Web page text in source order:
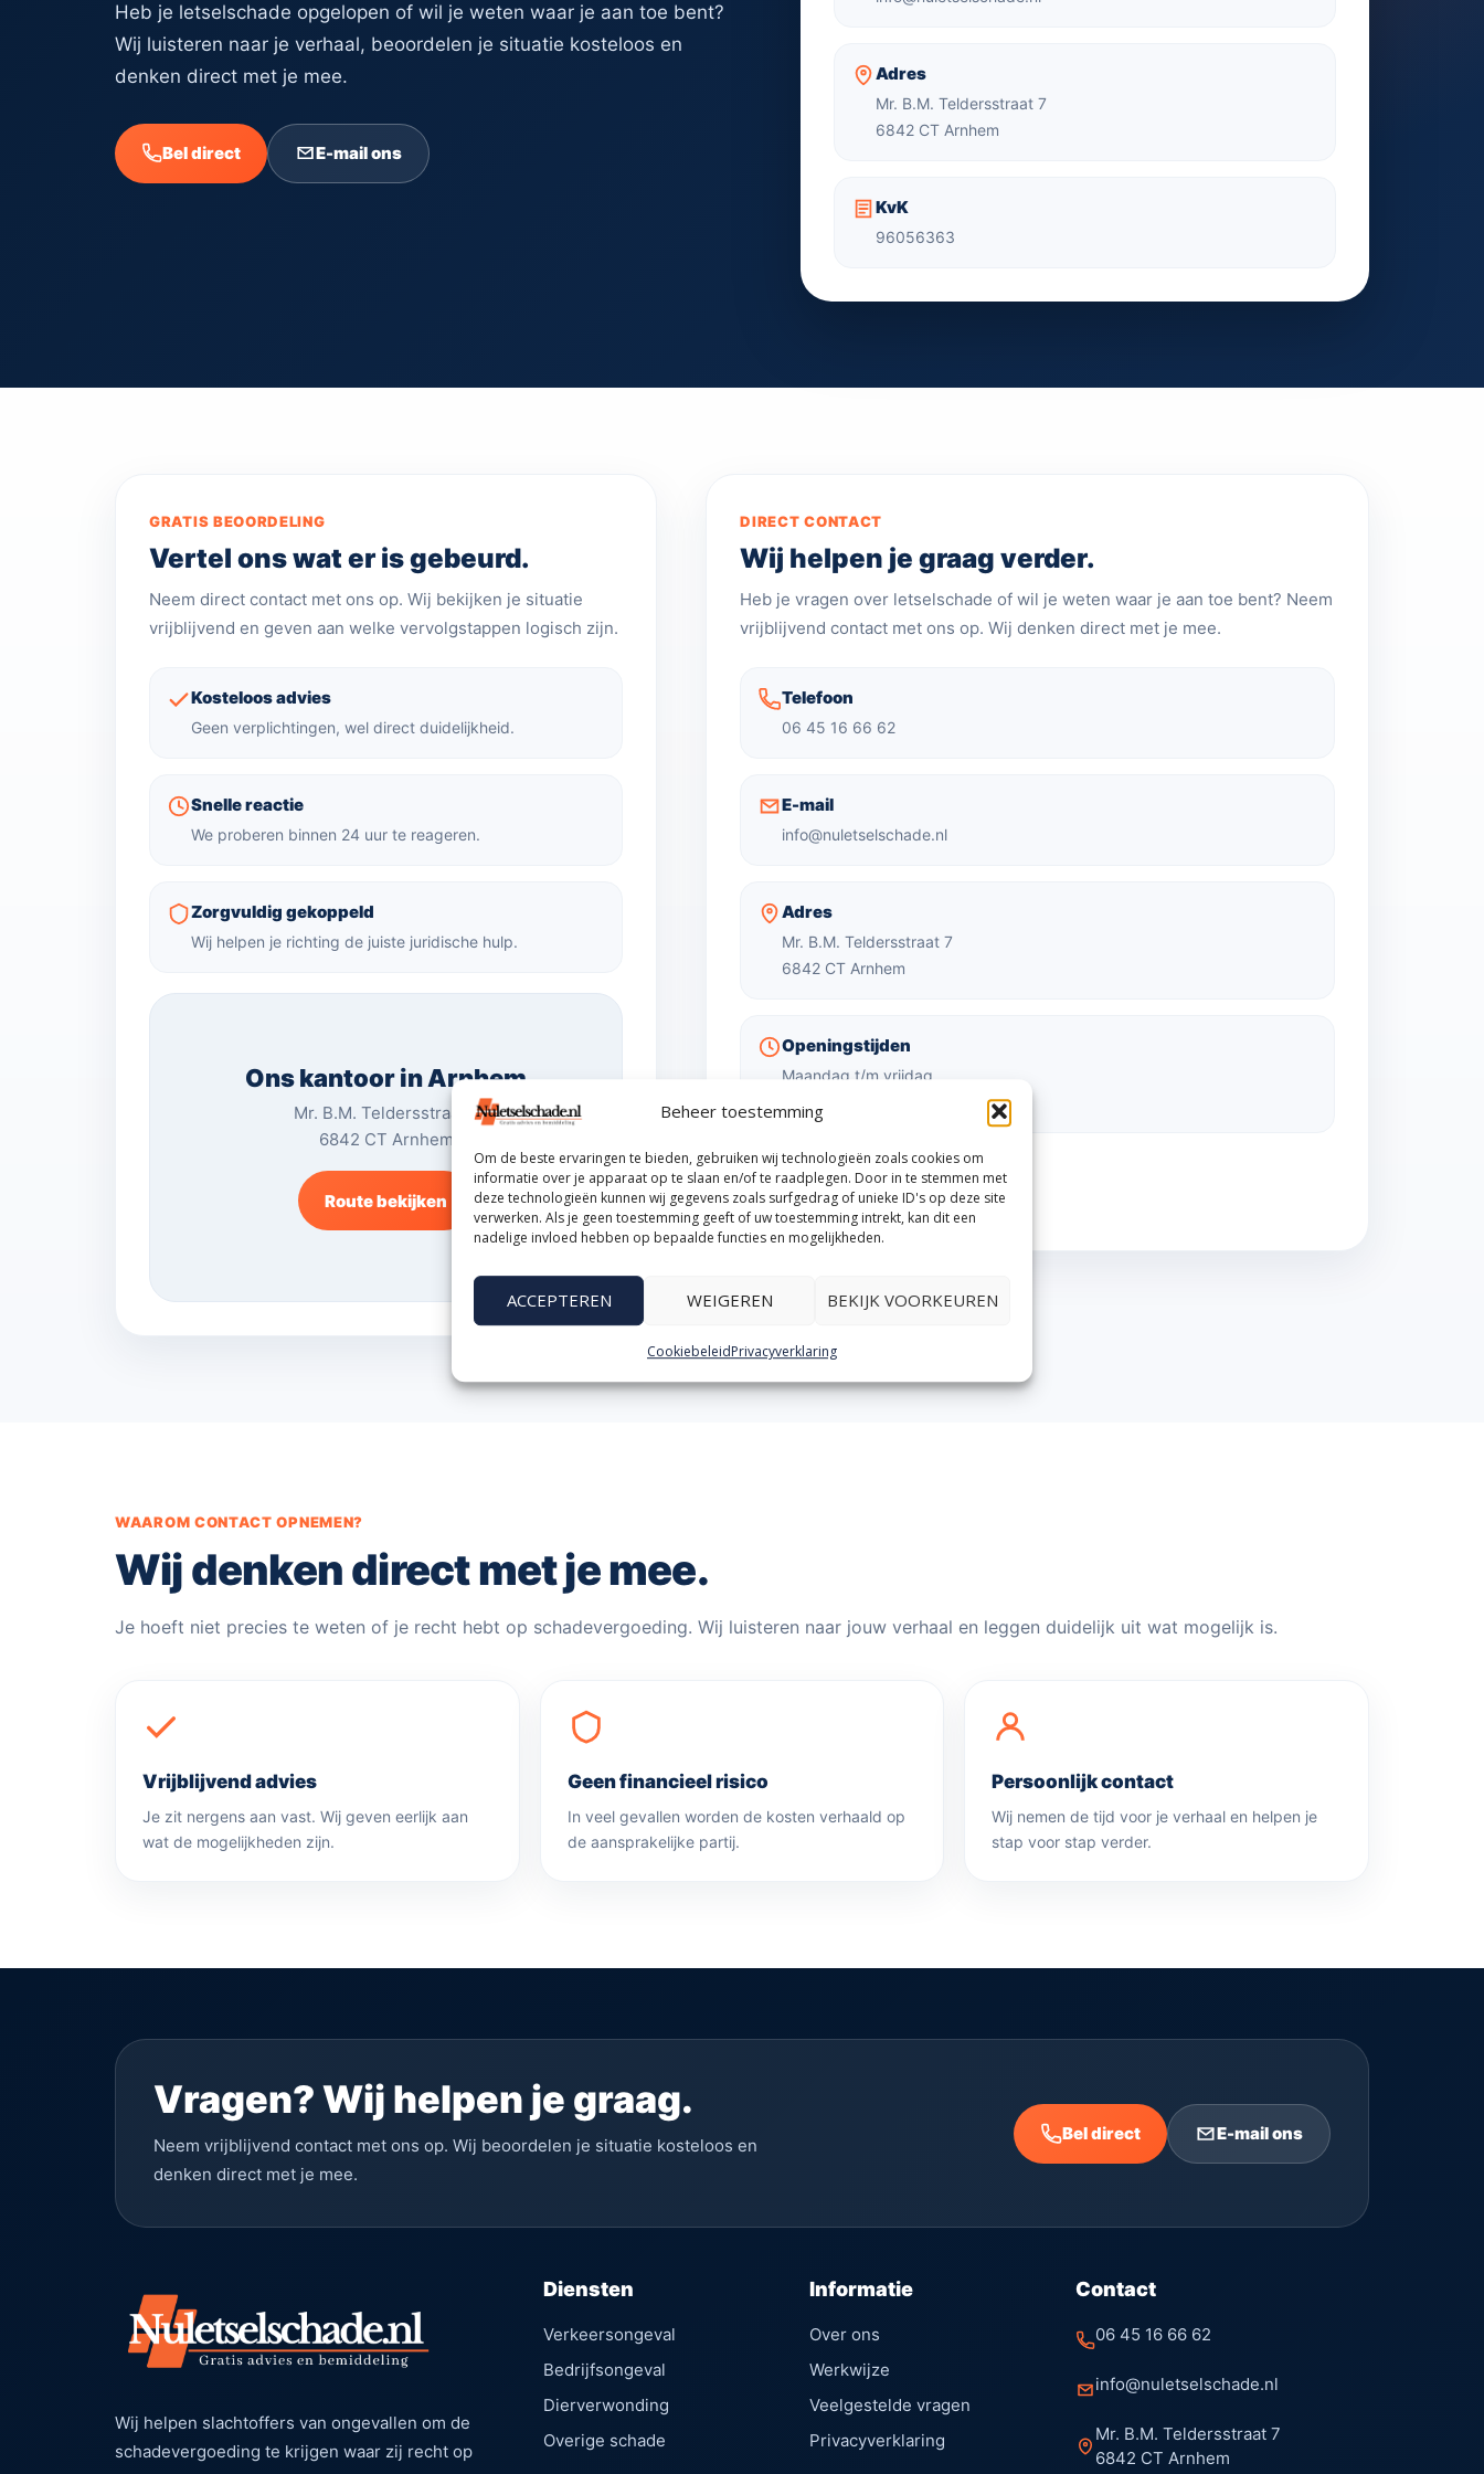
Beheer toestemming
Om de beste ervaringen te bieden, gebruiken wij technologieën zoals cookies om
informatie over je apparaat op te slaan en/of te raadplegen. Door in te stemmen met
deze technologieën kunnen wij gegevens zoals surfgedrag of unieke ID's op deze site
verwerken. Als je geen toestemming geeft of uw toestemming intrekt, kan dit een
nadelige invloed hebben op bepaalde functies en mogelijkheden.
ACCEPTEREN WEIGEREN BEKIJK VOORKEUREN
CookiebeleidPrivacyverklaring
Heb je letselschade opgelopen of wil je weten waar je aan toe bent?
Wij luisteren naar je verhaal, beoordelen je situatie kosteloos en
denken direct met je mee.
Bel direct E-mail ons
Adres
Mr. B.M. Teldersstraat 7
6842 CT Arnhem
KvK
96056363
GRATIS BEOORDELING
Vertel ons wat er is gebeurd.
Neem direct contact met ons op. Wij bekijken je situatie
vrijblijvend en geven aan welke vervolgstappen logisch zijn.
Kosteloos advies
Geen verplichtingen, wel direct duidelijkheid.
Snelle reactie
We proberen binnen 24 uur te reageren.
Zorgvuldig gekoppeld
Wij helpen je richting de juiste juridische hulp.
Ons kantoor in Arnhem
Mr. B.M. Teldersstraat 7
6842 CT Arnhem
Route bekijken
DIRECT CONTACT
Wij helpen je graag verder.
Heb je vragen over letselschade of wil je weten waar je aan toe bent? Neem
vrijblijvend contact met ons op. Wij denken direct met je mee.
Telefoon
06 45 16 66 62
E-mail
info@nuletselschade.nl
Adres
Mr. B.M. Teldersstraat 7
6842 CT Arnhem
Openingstijden
Maandag t/m vrijdag
WhatsApp ons E-mail ons
WAAROM CONTACT OPNEMEN?
Wij denken direct met je mee.
Je hoeft niet precies te weten of je recht hebt op schadevergoeding. Wij luisteren naar jouw verhaal en leggen duidelijk uit wat mogelijk is.
Vrijblijvend advies
Je zit nergens aan vast. Wij geven eerlijk aan
wat de mogelijkheden zijn.
Geen financieel risico
In veel gevallen worden de kosten verhaald op
de aansprakelijke partij.
Persoonlijk contact
Wij nemen de tijd voor je verhaal en helpen je
stap voor stap verder.
Vragen? Wij helpen je graag.
Neem vrijblijvend contact met ons op. Wij beoordelen je situatie kosteloos en
denken direct met je mee.
Bel direct E-mail ons
Wij helpen slachtoffers van ongevallen om de
schadevergoeding te krijgen waar zij recht op
Diensten
Verkeersongeval
Bedrijfsongeval
Dierverwonding
Overige schade
Informatie
Over ons
Werkwijze
Veelgestelde vragen
Privacyverklaring
Contact
06 45 16 66 62
info@nuletselschade.nl
Mr. B.M. Teldersstraat 7
6842 CT Arnhem